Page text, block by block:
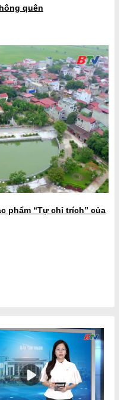
quên
phẩm “Tự chỉ trích” của